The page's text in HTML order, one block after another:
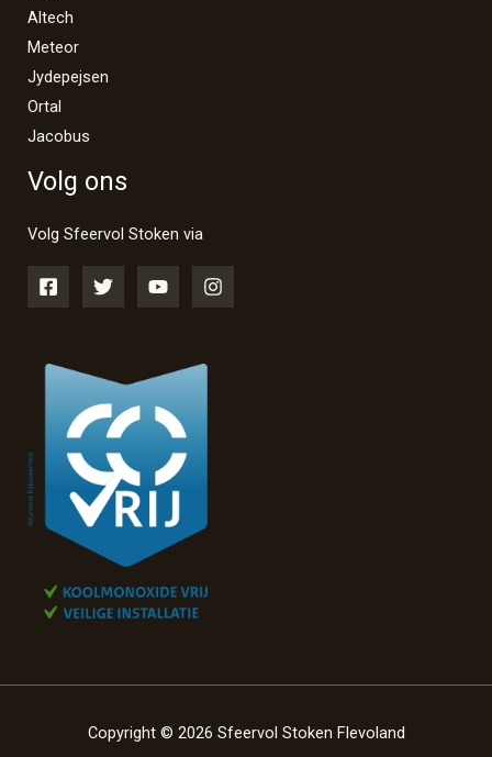
Altech
Meteor
Jydepejsen
Ortal
Jacobus
Volg ons
Volg Sfeervol Stoken via
Copyright © 2026 Sfeervol Stoken Flevoland